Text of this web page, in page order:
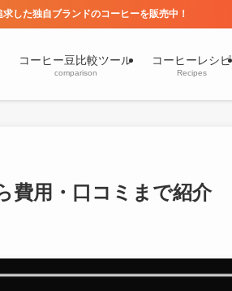
した独自ブランドのコーヒーを販売中！
コーヒー豆比較ツール
comparison
コーヒーレシピ
Recipes
費用・口コミまで紹介